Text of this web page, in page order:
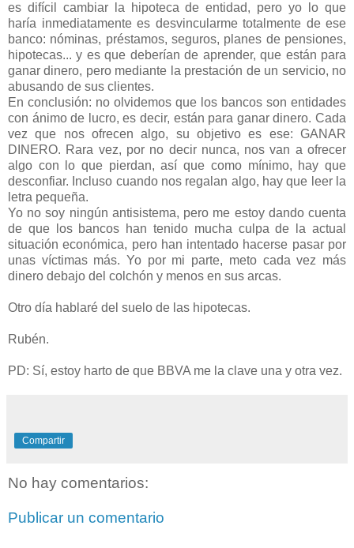
es difícil cambiar la hipoteca de entidad, pero yo lo que
haría inmediatamente es desvincularme totalmente de ese
banco: nóminas, préstamos, seguros, planes de pensiones,
hipotecas... y es que deberían de aprender, que están para
ganar dinero, pero mediante la prestación de un servicio, no
abusando de sus clientes.
En conclusión: no olvidemos que los bancos son entidades
con ánimo de lucro, es decir, están para ganar dinero. Cada
vez que nos ofrecen algo, su objetivo es ese: GANAR
DINERO. Rara vez, por no decir nunca, nos van a ofrecer
algo con lo que pierdan, así que como mínimo, hay que
desconfiar. Incluso cuando nos regalan algo, hay que leer la
letra pequeña.
Yo no soy ningún antisistema, pero me estoy dando cuenta
de que los bancos han tenido mucha culpa de la actual
situación económica, pero han intentado hacerse pasar por
unas víctimas más. Yo por mi parte, meto cada vez más
dinero debajo del colchón y menos en sus arcas.
Otro día hablaré del suelo de las hipotecas.
Rubén.
PD: Sí, estoy harto de que BBVA me la clave una y otra vez.
Compartir
No hay comentarios:
Publicar un comentario